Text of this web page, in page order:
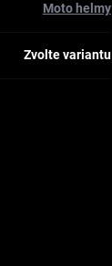
Moto helmy
Zvolte variantu